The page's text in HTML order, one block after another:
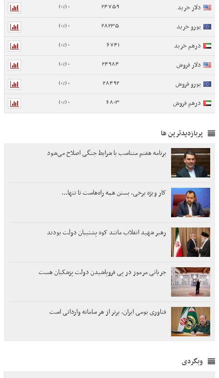
دلار خرید
24759
0 (0%)
یورو خرید 28235
0 (0%)
درهم خرید 6741
0 (0%)
دلار فروش 24984
0 (0%)
یورو فروش 28492
0 (0%)
درهم فروش 6803
0 (0%)
پربازدیدترین ها
برنامه هفتم متناسب با شرایط جنگی اصلاح می‌شود
کار ویژه برخی، بستن همه راه‌هاست تا تنها...
رهبر شهید انقلاب مانند کوه پشتیبان دولت بودند
جریانی مرموز در پی فروپاشیدن دولت پزشکیان هست
فناوری بومی ایران، برتر از هر سامانه وارداتی است
وبگردی